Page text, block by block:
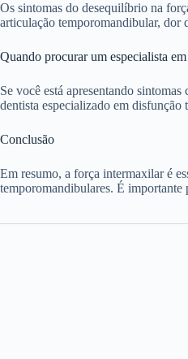
Os sintomas do desequilíbrio na
articulação temporomandibular, dor
Quando procurar um especialista
Se você está apresentando
dentista especializado em
Conclusão
Em resumo, a força intermaxilar é
temporomandibulares. É importante